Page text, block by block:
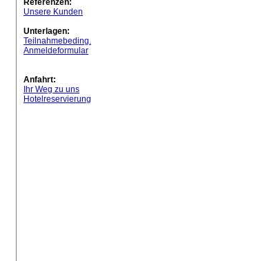
Referenzen:
Unsere Kunden
Unterlagen:
Teilnahmebeding.
Anmeldeformular
Anfahrt:
Ihr Weg zu uns
Hotelreservierung